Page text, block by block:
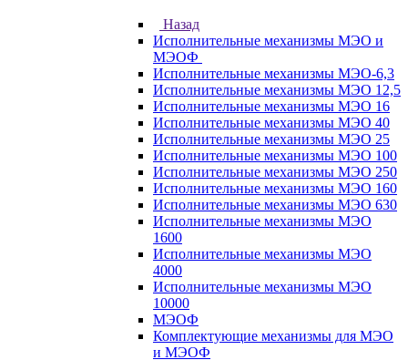
Назад
Исполнительные механизмы МЭО и
МЭОФ
Исполнительные механизмы МЭО-6,3
Исполнительные механизмы МЭО 12,5
Исполнительные механизмы МЭО 16
Исполнительные механизмы МЭО 40
Исполнительные механизмы МЭО 25
Исполнительные механизмы МЭО 100
Исполнительные механизмы МЭО 250
Исполнительные механизмы МЭО 160
Исполнительные механизмы МЭО 630
Исполнительные механизмы МЭО
1600
Исполнительные механизмы МЭО
4000
Исполнительные механизмы МЭО
10000
МЭОФ
Комплектующие механизмы для МЭО
и МЭОФ